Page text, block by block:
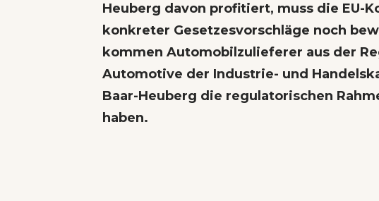
Heuberg davon profitiert, muss die EU-
konkreter Gesetzesvorschläge noch
kommen Automobilzulieferer aus der
Automotive der Industrie- und
Baar-Heuberg die regulatorischen
haben.